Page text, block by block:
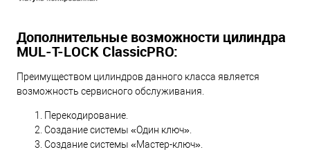
Дополнительные возможности цилиндра
MUL-T-LOCK ClassicPRO:
Преимуществом цилиндров данного класса является
возможность сервисного обслуживания.
Перекодирование.
Создание системы «Один ключ».
Создание системы «Мастер-ключ».